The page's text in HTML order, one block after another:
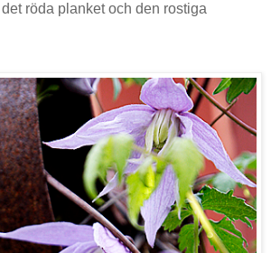
röda planket och den rostiga